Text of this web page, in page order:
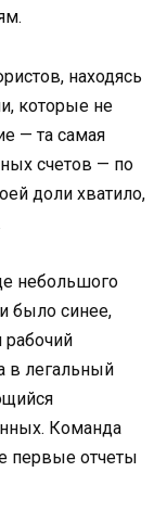
находясь
которые не
— та самая
счетов — по
доли хватило,
небольшого
было синее,
рабочий
в легальный
Команда
первые отчеты